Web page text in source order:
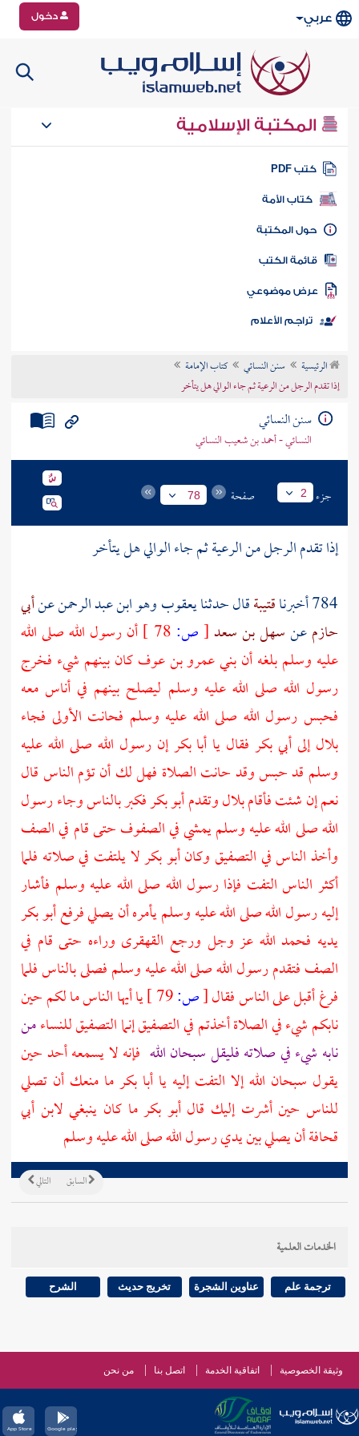
عربي دخول
المكتبة الإسلامية
كتب PDF
كتاب الأمة
المكتبة
الكتب
موضوعي
تراجم الأعلام
الرئيسية سنن النسائي
كتاب الإمامة
إذا تقدم الرجل من الرعية ثم جاء الوالي هل يتأخر
سنن النسائي
النسائي - أحمد بن شعيب النسائي
جزء 2 صفحة 78
إذا تقدم الرجل من الرعية ثم جاء الوالي هل يتأخر
784 أخبرنا
قتيبةقال حدثنايعقوب وهو ابن عبد الرحمنعنأبي
حازمعنسهل بن سعد[ص:
أن رسول الله صلى الله
عليه وسلم بلغه أنبني عمرو بن عوفكان بينهم شيء فخرج
رسول الله صلى الله عليه وسلم ليصلح بينهم في أناس معه
فحبس رسول الله صلى الله عليه وسلم فحانت الأولى فجاء
بلالإلىأبي بكر فقال يا أبا بكرإن رسول الله صلى الله عليه
وسلم قد حبس وقد حانت الصلاة فهل لك أن تؤم الناس قال
نعم إن شئت فأقامبلالوتقدمأبو بكرفكبر بالناس وجاء رسول
الله صلى الله عليه وسلم يمشي في الصفوف حتى قام في الصف
وأخذ الناس في التصفيق وكانأبو بكرلا يلتفت في صلاته فلما
أكثر الناس التفت فإذا رسول الله صلى الله عليه وسلم فأشار
إليه رسول الله صلى الله عليه وسلم يأمره أن يصلي فرفعأبو بكر
يديه فحمد الله عز وجل ورجع القهقرى وراءه حتى قام في
الصف فتقدم رسول الله صلى الله عليه وسلم فصلى بالناس فلما
فرغ أقبل على الناس فقال[ص:
يا أيها الناس ما لكم حين
نابكم شيء في الصلاة أخذتم في التصفيق إنما التصفيق للنساءمن
نابه شيء في صلاته فليقل سبحان الله فإنه لا يسمعه أحد حين
يقول سبحان الله إلا التفت إليه يا أبا بكرما منعك أن تصلي
للناس حين أشرت إليك قالأبو بكرما كان ينبغي لابن أبي
قحافةأن يصلي بين يدي رسول الله صلى الله عليه وسلم
التالي السابق
الخدمات العلمية
ترجمة علم عناوين الشجرة تخريج حديث الشرح
وثيقة الخصوصية اتفاقية الخدمة اتصل بنا من نحن